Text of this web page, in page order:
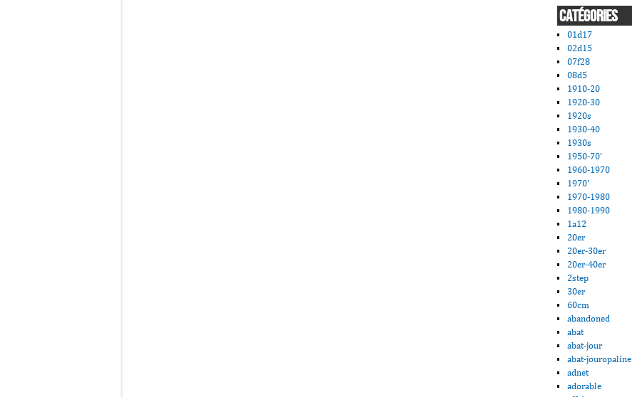
CATÉGORIES
01d17
02d15
07f28
08d5
1910-20
1920-30
1920s
1930-40
1930s
1950-70'
1960-1970
1970'
1970-1980
1980-1990
1a12
20er
20er-30er
20er-40er
2step
30er
60cm
abandoned
abat
abat-jour
abat-jouropaline
adnet
adorable